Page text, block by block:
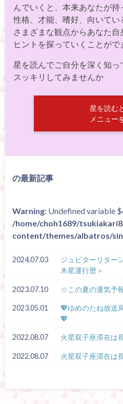
んでいくと、本来あなたが持
性格、才能、嗜好、向いて
さまざまな観点からあなた
ヒントを探っていくことがで
星を読んでご自分を深く知っ
スッキリしてみませんか
星を読む
メニュー
の最新記事
Warning: Undefined variable
/home/choh1689/
content/themes/albatros/
2024.07.03
ジュピターリター
木星運行暦＞
2023.07.10 ☆この夏の運気予
2023.05.01
💖ゆめのたね放送
💖
2022.08.07 火星双子座滞在は
2022.08.07 火星双子座滞在は